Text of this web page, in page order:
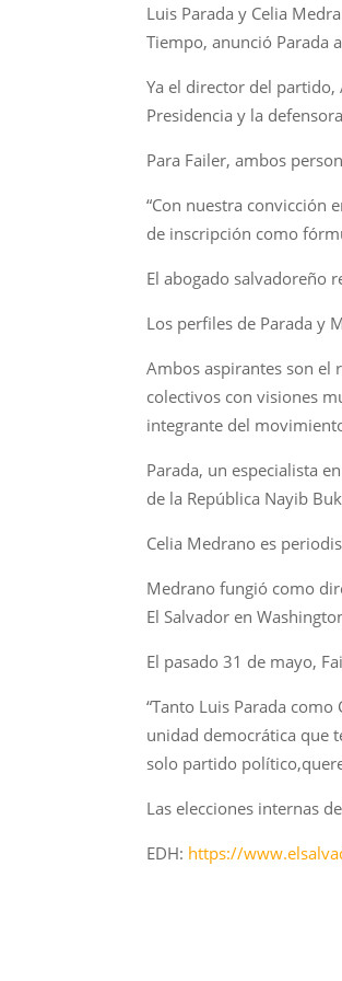
Luis Parada y Celia
Tiempo, anunció Parada
Ya el director del
Presidencia y la
Para Failer, ambos
“Con nuestra convicción
de inscripción como
El abogado salvadoreño
Los perfiles de Parada y
Ambos aspirantes son el
colectivos con visiones
integrante del
Parada, un especialista
de la República Nayib
Celia Medrano es
Medrano fungió como
El Salvador en
El pasado 31 de mayo,
“Tanto Luis Parada
unidad democrática que
solo partido
Las elecciones internas
EDH: https://